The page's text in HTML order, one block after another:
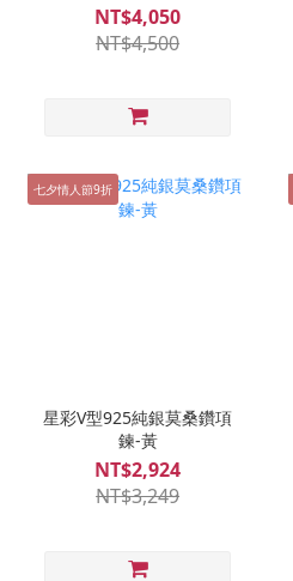
NT$4,050
NT$4,500
七夕情人節9折
星彩V型925純銀莫桑鑽項
鍊-黃
NT$2,924
NT$3,249